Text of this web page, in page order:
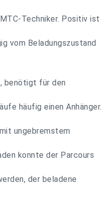
Techniker. Positiv ist
vom Beladungszustand
benötigt für den
häufig einen Anhänger.
ungebremstem
konnte der Parcours
der beladene